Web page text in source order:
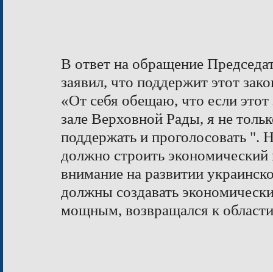
В ответ на обращение
заявил, что поддержит этот
«От себя обещаю, что если этот
зале Верховной Рады, я не
поддержать и проголосовать ".
должно строить
внимание на развитии
должны создавать
мощным, возвращался к